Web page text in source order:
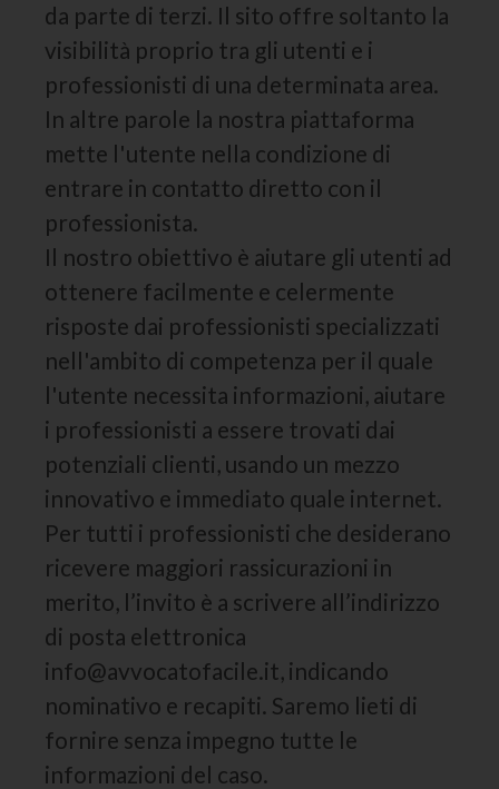
da parte di terzi. Il sito offre soltanto la
visibilità proprio tra gli utenti e i
professionisti di una determinata area.
In altre parole la nostra piattaforma
mette l'utente nella condizione di
entrare in contatto diretto con il
professionista.
Il nostro obiettivo è aiutare gli utenti ad
ottenere facilmente e celermente
risposte dai professionisti specializzati
nell'ambito di competenza per il quale
l'utente necessita informazioni, aiutare
i professionisti a essere trovati dai
potenziali clienti, usando un mezzo
innovativo e immediato quale internet.
Per tutti i professionisti che desiderano
ricevere maggiori rassicurazioni in
merito, l’invito è a scrivere all’indirizzo
di posta elettronica
info@avvocatofacile.it, indicando
nominativo e recapiti. Saremo lieti di
fornire senza impegno tutte le
informazioni del caso.